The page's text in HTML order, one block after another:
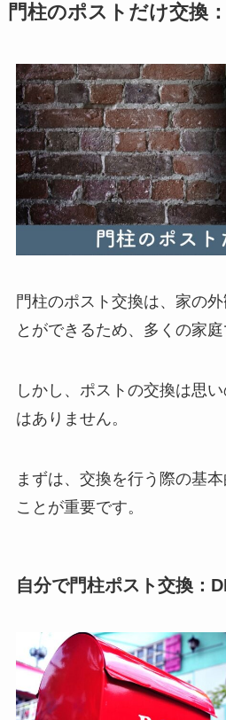
門柱のポストだけ交換
門柱のポスト交換は、家の
とができるため、多くの家庭
しかし、ポストの交換は思
はありません。
まずは、交換を行う際の基
ことが重要です。
自分で門柱ポスト交換：